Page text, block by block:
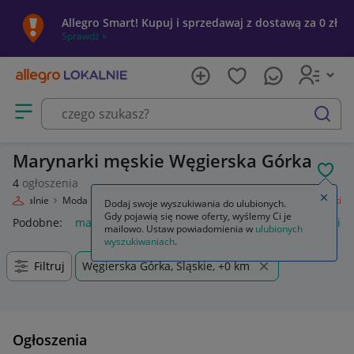
Allegro Smart! Kupuj i sprzedawaj z dostawą za 0 zł
Sprawdź »
Otwórz menu z kategoriami
szukaj
Marynarki męskie Węgierska Górka
4 ogłoszenia
Lokalnie Moda Odzież, Obuwie, Dodatki Odzież męska Marynarki
Podobne: marynarki i zakiety marynarka marynarki i
Filtruj Węgierska Górka, Śląskie, +0 km
Ogłoszenia
Dodaj swoje wyszukiwania do ulubionych.
Gdy pojawią się nowe oferty, wyślemy Ci je
mailowo. Ustaw powiadomienia w ulubionych
wyszukiwaniach.